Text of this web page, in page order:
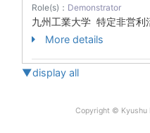
Role(s)： Demonstrator
九州工業大学 特定非営利
More details
▼display all
Copyright © Kyushu